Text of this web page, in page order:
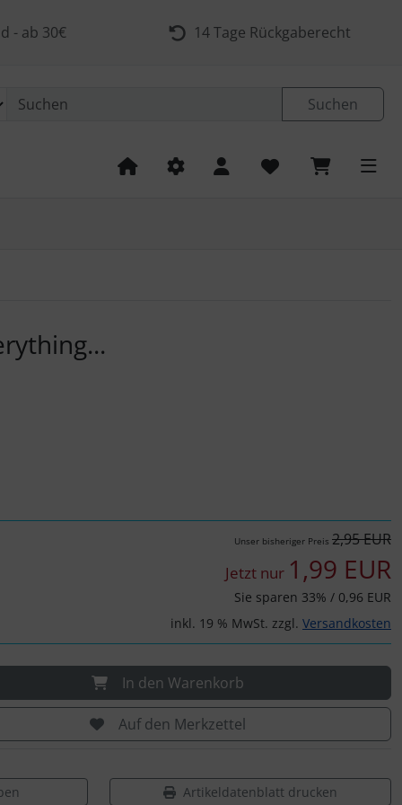
- ab 30€ 14 Tage Rückgaberecht
Suchen
Unser bisheriger Preis 2,95 EUR
Jetzt nur 1,99 EUR
Sie sparen 33% / 0,96 EUR
inkl. 19 % MwSt. zzgl. Versandkosten
In den Warenkorb
Auf den Merkzettel
Artikeldatenblatt drucken